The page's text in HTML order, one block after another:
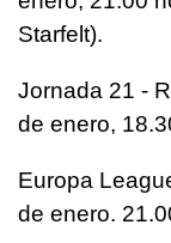
Starfelt).
Jornada 21 -
de enero,
Europa
de enero.